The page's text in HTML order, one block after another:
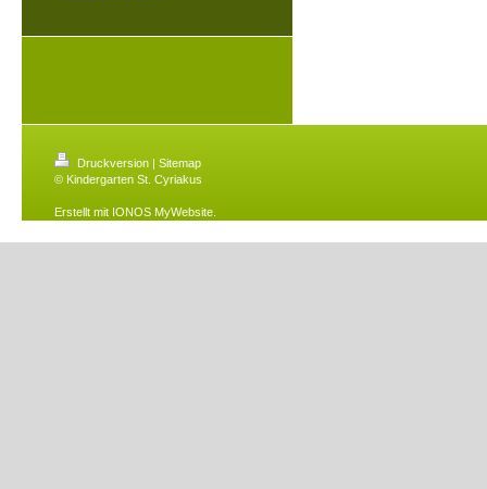
Druckversion | Sitemap
© Kindergarten St. Cyriakus
Erstellt mit IONOS MyWebsite